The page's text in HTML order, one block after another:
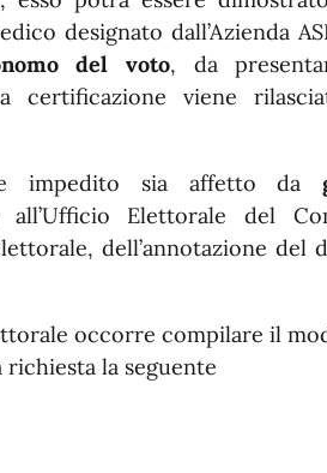
designato dall’Azienda
del voto, da
certificazione viene
impedito sia affetto da
Elettorale del
dell’annotazione del
occorre compilare il
richiesta la seguente